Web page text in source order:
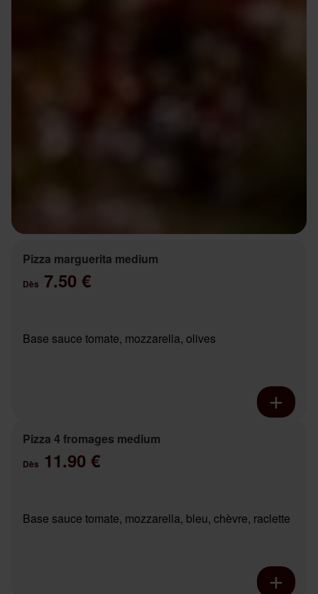
Pizza marguerita medium
Dès 7.50 €
Base sauce tomate, mozzarella, olives
Pizza 4 fromages medium
Dès 11.90 €
Base sauce tomate, mozzarella, bleu, chèvre, raclette